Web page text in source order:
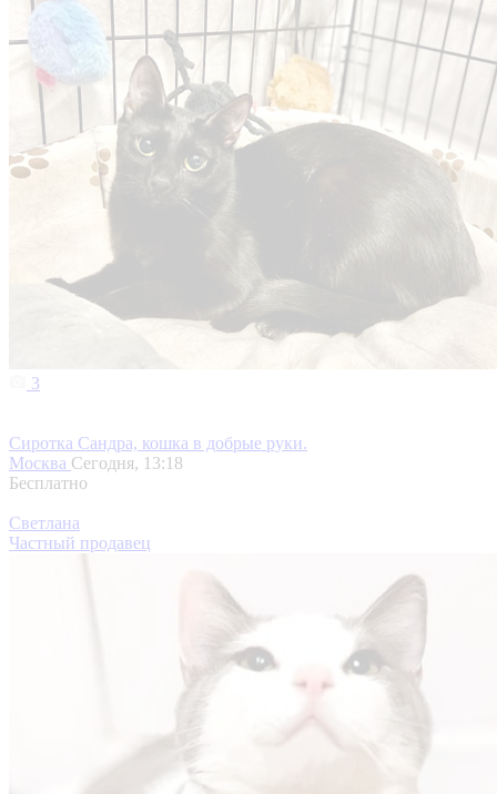
3
Сиротка Сандра, кошка в добрые руки.
Москва Сегодня, 13:18
Бесплатно
Светлана
Частный продавец